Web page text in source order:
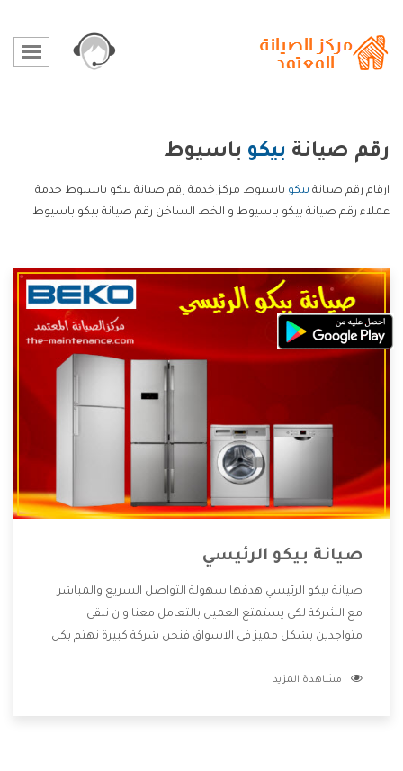
رقم صيانة بيكو باسيوط
ارقام رقم صيانة بيكو باسيوط مركز خدمة رقم صيانة بيكو باسيوط خدمة
عملاء رقم صيانة بيكو باسيوط و الخط الساخن رقم صيانة بيكو باسيوط.
صيانة بيكو الرئيسي
صيانة بيكو الرئيسي هدفها سهولة التواصل السريع والمباشر
مع الشركة لكى يستمتع العميل بالتعامل معنا وان نبقى
متواجدين بشكل مميز فى الاسواق فنحن شركة كبيرة نهتم بكل
الشركة بها والتى تكون منها خدمة الصيانة التى تكون من أهم
مشاهدة المزيد